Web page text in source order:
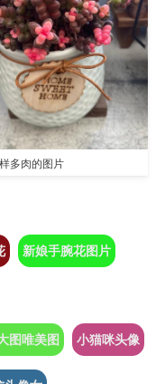
多肉的图片
新娘手腕花图片
图唯美图 小猫咪头像